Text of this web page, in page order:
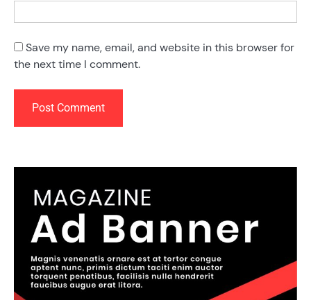
Save my name, email, and website in this browser for
the next time I comment.